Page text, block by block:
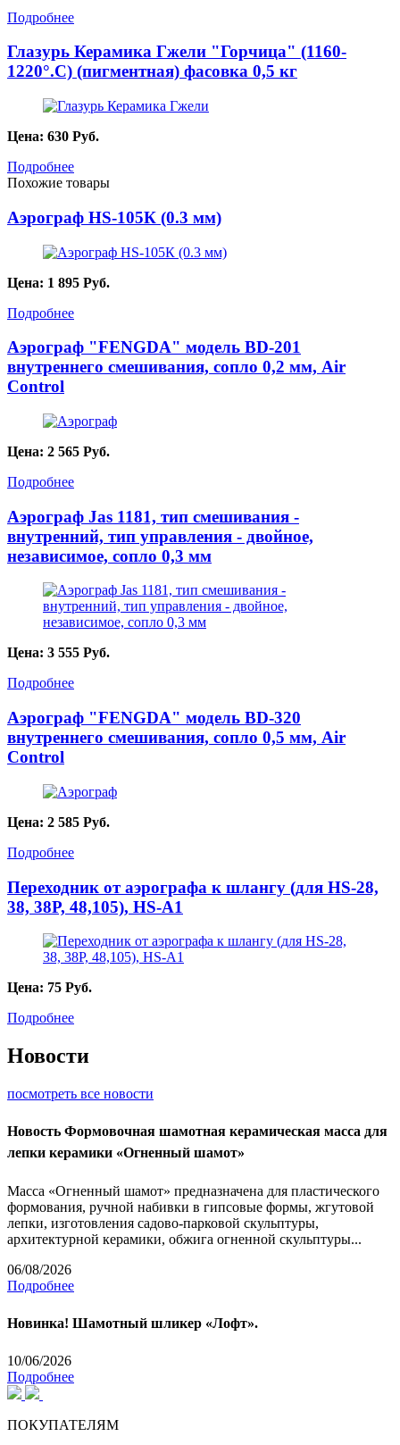
Подробнее
Глазурь Керамика Гжели "Горчица" (1160-
1220°.С) (пигментная) фасовка 0,5 кг
Цена: 630 Руб.
Подробнее
Похожие товары
Аэрограф HS-105К (0.3 мм)
Цена: 1 895 Руб.
Подробнее
Аэрограф "FENGDA" модель BD-201
внутреннего смешивания, сопло 0,2 мм, Air
Control
Цена: 2 565 Руб.
Подробнее
Аэрограф Jas 1181, тип смешивания -
внутренний, тип управления - двойное,
независимое, сопло 0,3 мм
Цена: 3 555 Руб.
Подробнее
Аэрограф "FENGDA" модель BD-320
внутреннего смешивания, сопло 0,5 мм, Air
Control
Цена: 2 585 Руб.
Подробнее
Переходник от аэрографа к шлангу (для HS-28,
38, 38Р, 48,105), HS-А1
Цена: 75 Руб.
Подробнее
Новости
посмотреть все новости
Новость Формовочная шамотная керамическая масса для
лепки керамики «Огненный шамот»
Масса «Огненный шамот» предназначена для пластического
формования, ручной набивки в гипсовые формы, жгутовой
лепки, изготовления садово-парковой скульптуры,
архитектурной керамики, обжига огненной скульптуры...
06/08/2026
Подробнее
Новинка! Шамотный шликер «Лофт».
10/06/2026
Подробнее
ПОКУПАТЕЛЯМ